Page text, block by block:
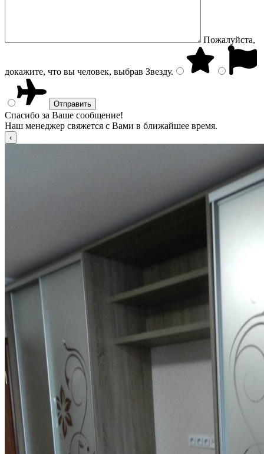
Пожалуйста,
докажите, что вы человек, выбрав Звезду.
Спасибо за Ваше сообщение!
Наш менеджер свяжется с Вами в ближайшее время.